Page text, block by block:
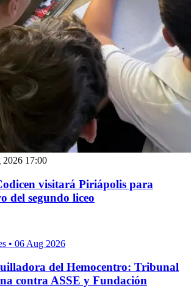
2026 17:00
visitará Piriápolis para
del segundo liceo
• 06 Aug 2026
del Hemocentro: Tribunal
contra ASSE y Fundación